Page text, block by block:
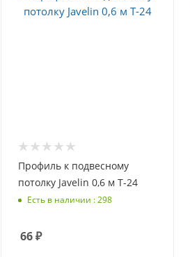
Профиль к подвесному
потолку Javelin 0,6 м Т-24
Есть в наличии : 298
66₽